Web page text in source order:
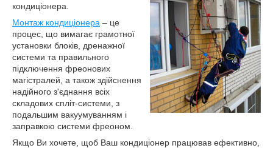
кондиціонера.
Монтаж кондиціонера – це
процес, що вимагає грамотної
установки блоків, дренажної
системи та правильного
підключення фреонових
магістралей, а також здійснення
надійного з'єднання всіх
складових спліт-системи, з
подальшим вакуумуванням і
заправкою системи фреоном.
Якщо Ви хочете, щоб Ваш кондиціонер працював ефективно,